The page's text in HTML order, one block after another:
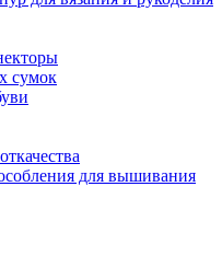
сумок
для вышивания